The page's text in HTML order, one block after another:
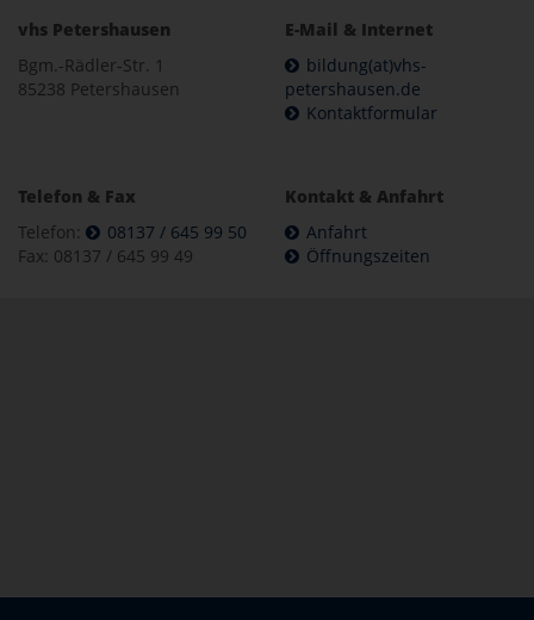
vhs Petershausen
Bgm.-Rädler-Str. 1
85238 Petershausen
E-Mail & Internet
bildung(at)vhs-
petershausen.de
Kontaktformular
Telefon & Fax
Telefon:
08137 / 645 99 50
Fax: 08137 / 645 99 49
Kontakt & Anfahrt
Anfahrt
Öffnungszeiten